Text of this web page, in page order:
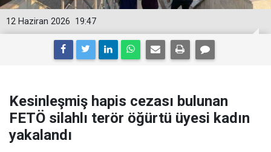
19:47
12 Haziran 2026
Kesinleşmiş hapis cezası bulunan
FETÖ silahlı terör öğürtü üyesi kadın
yakalandı